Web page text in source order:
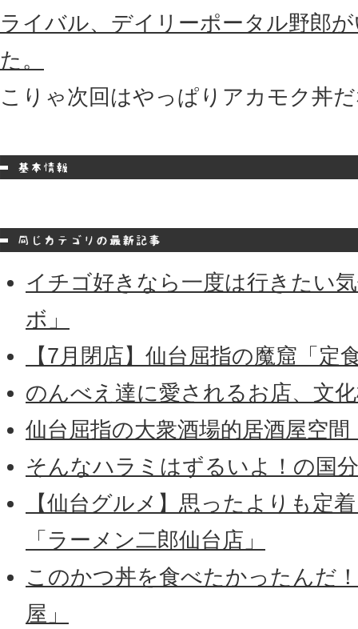
ライバル、デイリーポータル野郎
た。
こりゃ次回はやっぱりアカモク丼
イチゴ好きなら一度は行きたい
ボ」
【7月閉店】仙台屈指の魔窟「定
のんべえ達に愛されるお店、文
仙台屈指の大衆酒場的居酒屋空
そんなハラミはずるいよ！の国
【仙台グルメ】思ったよりも定
「ラーメン二郎仙台店」
このかつ丼を食べたかったんだ
屋」